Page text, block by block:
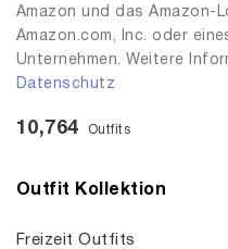
Amazon und das Amazon-
Amazon.com, Inc. oder
Unternehmen. Weitere
Datenschutz
10,764 Outfits
Outfit Kollektion
Freizeit Outfits